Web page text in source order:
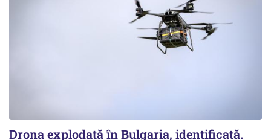
Drona explodată în Bulgaria, identificată.